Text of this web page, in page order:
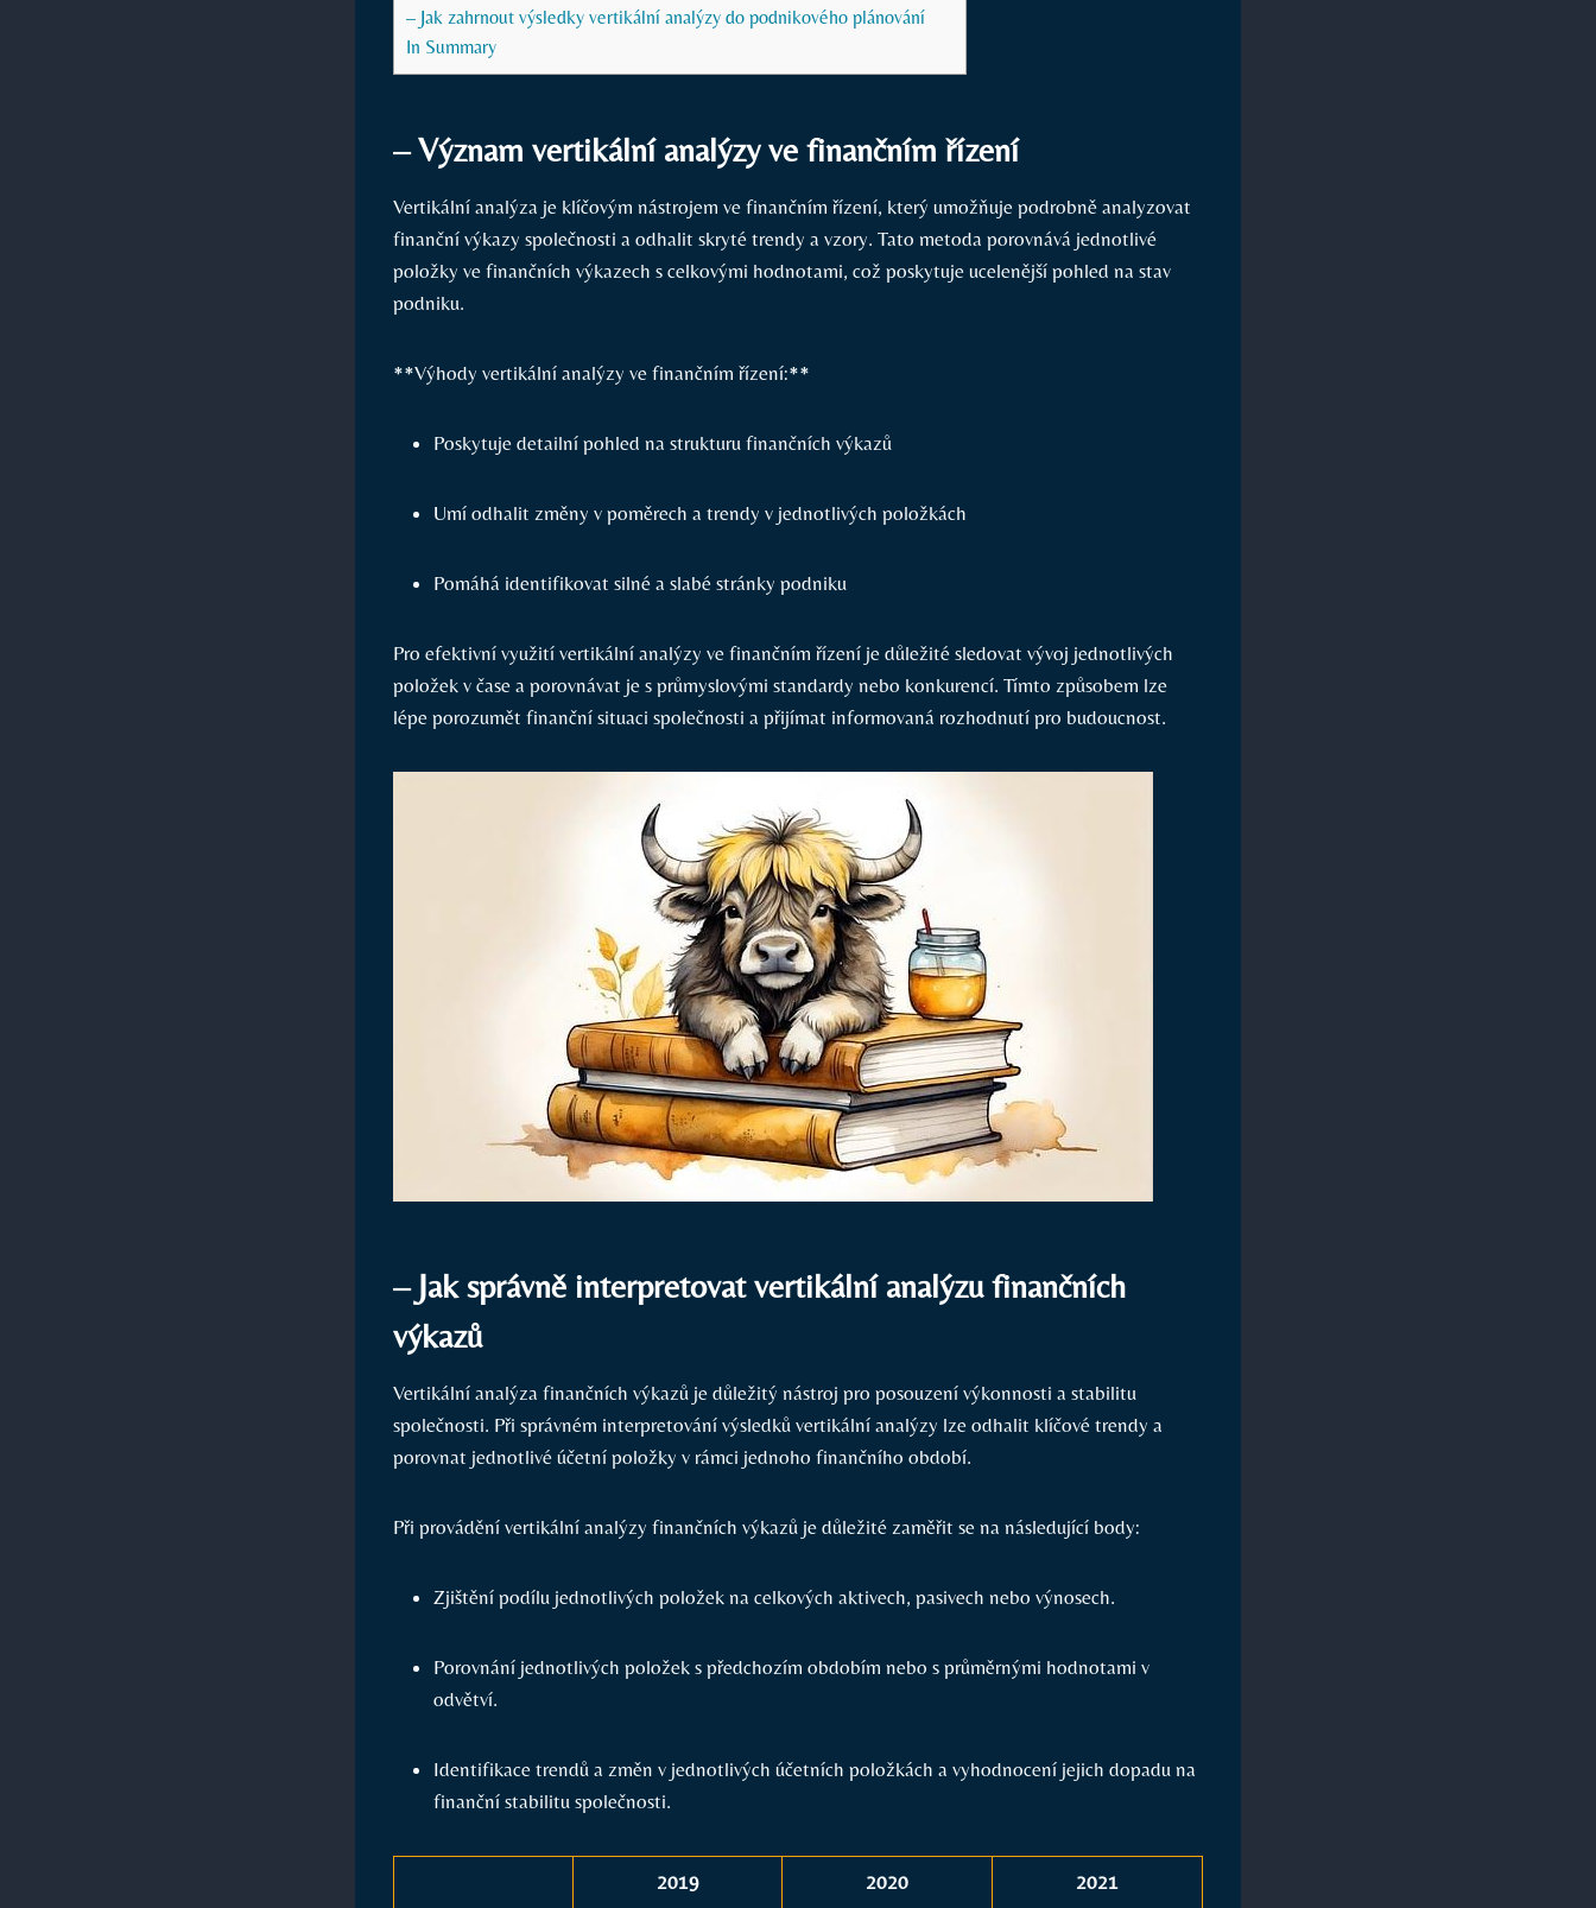
– Jak zahrnout výsledky vertikální analýzy do podnikového plánování
In Summary
– Význam vertikální analýzy ve finančním řízení
Vertikální analýza je klíčovým nástrojem ve finančním řízení, který umožňuje podrobně analyzovat
finanční výkazy společnosti a odhalit skryté trendy a vzory. Tato metoda porovnává jednotlivé
položky ve finančních výkazech s celkovými hodnotami, což poskytuje ucelenější pohled na stav
podniku.
**Výhody vertikální analýzy ve finančním řízení:**
Poskytuje detailní pohled na strukturu finančních výkazů
Umí odhalit změny v poměrech a trendy v jednotlivých položkách
Pomáhá identifikovat silné a slabé stránky podniku
Pro efektivní využití vertikální analýzy ve finančním řízení je důležité sledovat vývoj jednotlivých
položek v čase a porovnávat je s průmyslovými standardy nebo konkurencí. Tímto způsobem lze
lépe porozumět finanční situaci společnosti a přijímat informovaná rozhodnutí pro budoucnost.
– Jak správně interpretovat vertikální analýzu finančních
výkazů
Vertikální analýza finančních výkazů je důležitý nástroj pro posouzení výkonnosti a stabilitu
společnosti. Při správném interpretování výsledků vertikální analýzy lze odhalit klíčové trendy a
porovnat jednotlivé účetní položky v rámci jednoho finančního období.
Při provádění vertikální analýzy finančních výkazů je důležité zaměřit se na následující body:
Zjištění podílu jednotlivých položek na celkových aktivech, pasivech nebo výnosech.
Porovnání jednotlivých položek s předchozím obdobím nebo s průměrnými hodnotami v
odvětví.
Identifikace trendů a změn v jednotlivých účetních položkách a vyhodnocení jejich dopadu na
finanční stabilitu společnosti.
2019 2020 2021